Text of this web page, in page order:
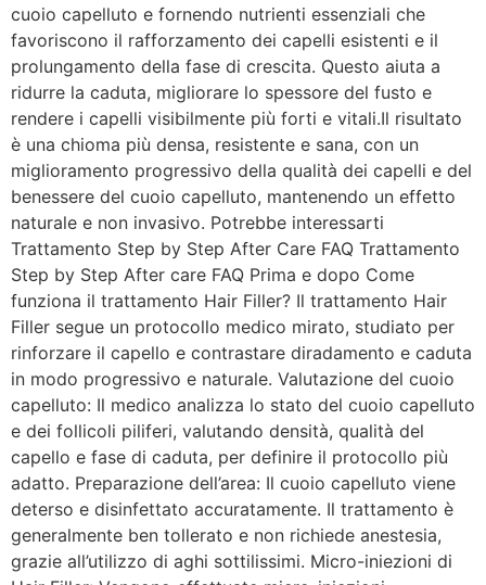
cuoio capelluto e fornendo nutrienti essenziali che
favoriscono il rafforzamento dei capelli esistenti e il
prolungamento della fase di crescita. Questo aiuta a
ridurre la caduta, migliorare lo spessore del fusto e
rendere i capelli visibilmente più forti e vitali.Il risultato
è una chioma più densa, resistente e sana, con un
miglioramento progressivo della qualità dei capelli e del
benessere del cuoio capelluto, mantenendo un effetto
naturale e non invasivo. Potrebbe interessarti
Trattamento Step by Step After Care FAQ Trattamento
Step by Step After care FAQ Prima e dopo Come
funziona il trattamento Hair Filler? Il trattamento Hair
Filler segue un protocollo medico mirato, studiato per
rinforzare il capello e contrastare diradamento e caduta
in modo progressivo e naturale. Valutazione del cuoio
capelluto: Il medico analizza lo stato del cuoio capelluto
e dei follicoli piliferi, valutando densità, qualità del
capello e fase di caduta, per definire il protocollo più
adatto. Preparazione dell’area: Il cuoio capelluto viene
deterso e disinfettato accuratamente. Il trattamento è
generalmente ben tollerato e non richiede anestesia,
grazie all’utilizzo di aghi sottilissimi. Micro-iniezioni di